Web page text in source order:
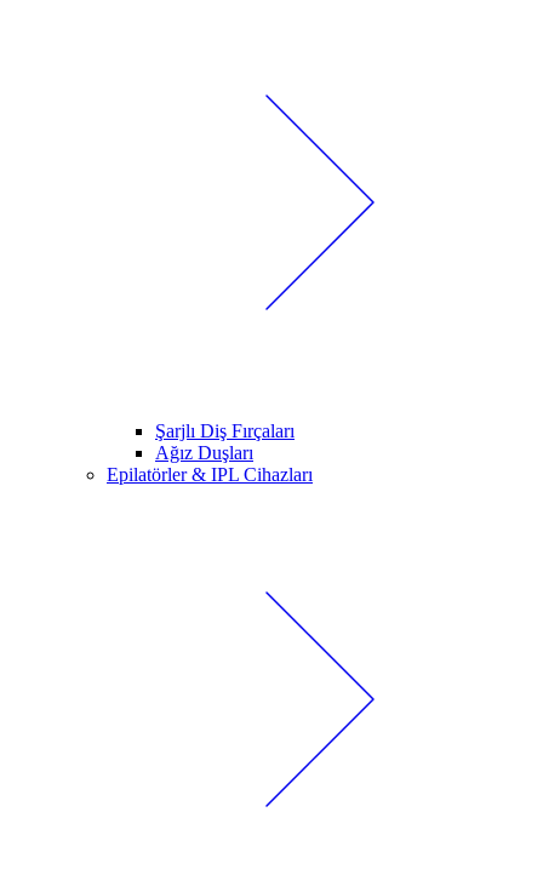
Şarjlı Diş Fırçaları
Ağız Duşları
Epilatörler & IPL Cihazları